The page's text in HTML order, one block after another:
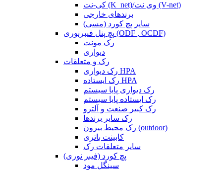
کی-نت (K_net)/وی نت (V-net)
برندهای خارجی
سایر پچ کورد (مسی)
پچ پنل فیبرنوری (ODF , OCDF)
رک مونت
دیواری
رک و متعلقات
رک دیواری HPA
رک ایستاده HPA
رک دیواری پایا سیستم
رک ایستاده پایا سیستم
رک کبیر صنعت و آلترو
رک سایر برندها
رک محیط بیرون (outdoor)
کابینت باتری
سایر متعلقات رک
پچ کورد (فیبر نوری)
سینگل مود